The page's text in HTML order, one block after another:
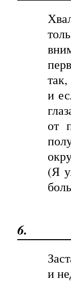
и
от
(Я
6.
и